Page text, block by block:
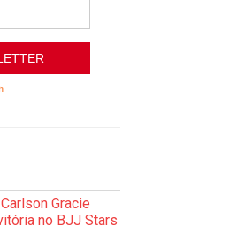
Gracie
no BJJ Stars